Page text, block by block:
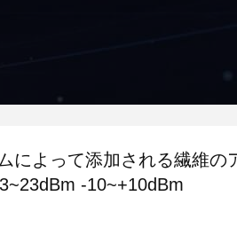
によって添加される繊維の
-10~+10dBm